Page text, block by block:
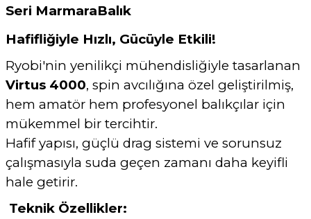
Seri MarmaraBalık
Hafifliğiyle Hızlı, Gücüyle Etkili!
Ryobi'nin yenilikçi mühendisliğiyle tasarlanan
Virtus 4000, spin avcılığına özel geliştirilmiş,
hem amatör hem profesyonel balıkçılar için
mükemmel bir tercihtir.
Hafif yapısı, güçlü drag sistemi ve sorunsuz
çalışmasıyla suda geçen zamanı daha keyifli
hale getirir.
Teknik Özellikler: